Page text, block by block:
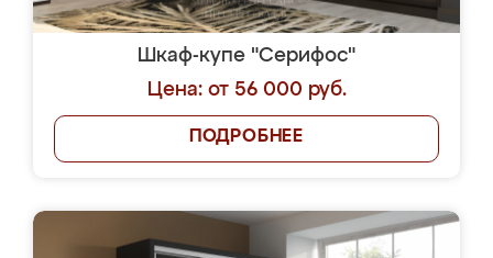
Шкаф-купе "Серифос"
Цена: от 56 000 руб.
ПОДРОБНЕЕ